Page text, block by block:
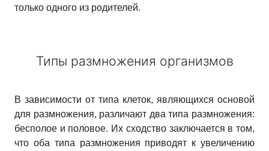
только одного из родителей.
Типы размножения организмов
В зависимости от типа клеток, являющихся основой
для размножения, различают два типа размножения:
бесполое и половое. Их сходство заключается в том,
что оба типа размножения приводят к увеличению